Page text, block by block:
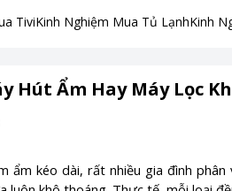
TiviKinh Nghiệm Mua Tủ LạnhKinh
Hút Ẩm Hay Máy Lọc
ẩm kéo dài, rất nhiều gia đình